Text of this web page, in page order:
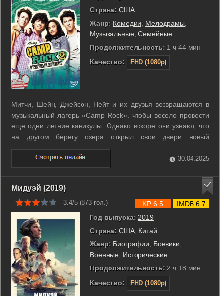
Страна: США
Жанр: Комедии, Мелодрамы,
Музыкальные, Семейные
Продолжительность: 1 ч 44 мин
Качество:
FHD (1080p)
Митчи, Шейн, Джейсон, Нейт и их друзья возвращаются в
музыкальный лагерь «Саmр Rock», чтобы весело провести
еще одни летние каникулы. Однако вскоре они узнают, что
на другом берегу озера открыл свои двери новый
современный лагерь для юных музыкантов «Саmр Star»,
переманив к себе многих вожатых, преподавателей и ребят
из их родного лагеря. r r ...
30.04.2025
Мидуэй (2019)
3.4/5 (873 гол.)
Год выпуска: 2019
Страна: США Китай
Жанр: Биографии Боевики
Военные
Исторические
Продолжительность: 2 ч 18 мин
Качество:
FHD (1080p)
KP 6.5 IMDB 6.7